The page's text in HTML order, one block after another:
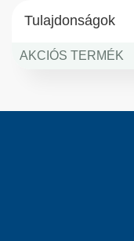
Tulajdonságok
AKCIÓS TERMÉK